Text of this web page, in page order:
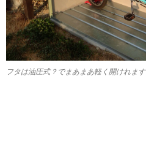
フタは油圧式？でまあまあ軽く開けれます